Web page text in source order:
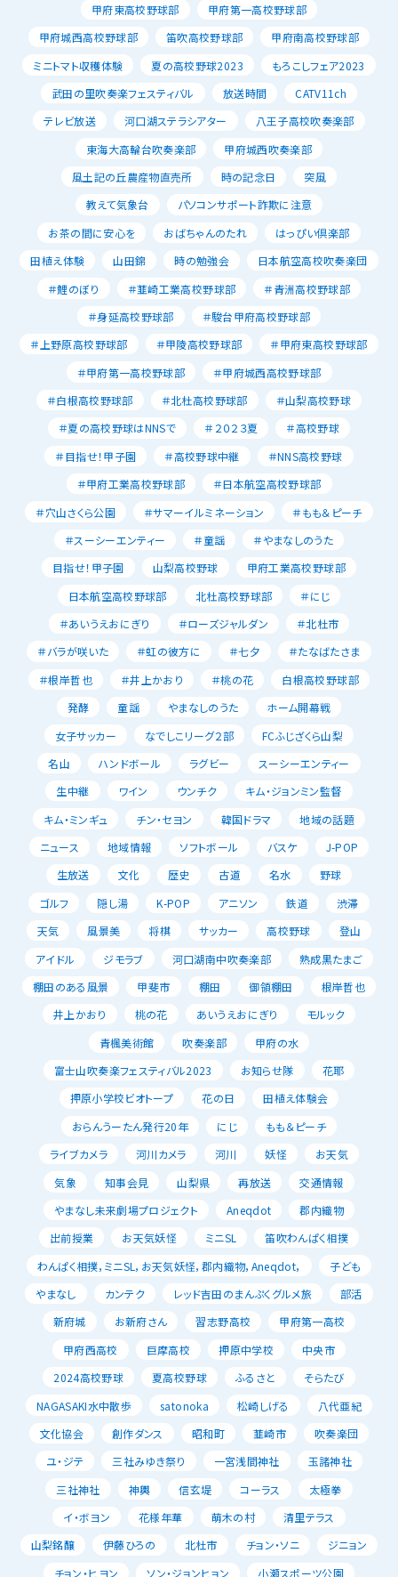
甲府東高校野球部
甲府第一高校野球部
甲府城西高校野球部
笛吹高校野球部
甲府南高校野球部
ミニトマト収穫体験
夏の高校野球2023
もろこしフェア2023
武田の里吹奏楽フェスティバル
放送時間
CATV11ch
テレビ放送
河口湖ステラシアター
八王子高校吹奏楽部
東海大高輪台吹奏楽部
甲府城西吹奏楽部
風土記の丘農産物直売所
時の記念日
突風
教えて気象台
パソコンサポート詐欺に注意
お茶の間に安心を
おばちゃんのたれ
はっぴい倶楽部
田植え体験
山田錦 時の勉強会
日本航空高校吹奏楽団
＃鯉のぼり
＃韮崎工業高校野球部
＃青洲高校野球部
＃身延高校野球部
＃駿台甲府高校野球部
＃上野原高校野球部
＃甲陵高校野球部
＃甲府東高校野球部
＃甲府第一高校野球部
＃甲府城西高校野球部
＃白根高校野球部
＃北杜高校野球部
＃山梨高校野球
＃夏の高校野球はNNSで
＃２０２３夏
＃高校野球
＃目指せ！甲子園
＃高校野球中継
＃NNS高校野球
＃甲府工業高校野球部
＃日本航空高校野球部
＃穴山さくら公園
＃サマーイルミネーション
＃もも＆ピーチ
＃スーシーエンティー
＃童謡
＃やまなしのうた
目指せ！甲子園
山梨高校野球
甲府工業高校野球部
日本航空高校野球部
北杜高校野球部
＃にじ
＃あいうえおにぎり
＃ローズジャルダン
＃北杜市
＃バラが咲いた
＃虹の彼方に ＃七夕
＃たなばたさま
＃根岸哲也
＃井上かおり ＃桃の花
白根高校野球部
発酵
童謡 やまなしのうた
ホーム開幕戦
女子サッカー
なでしこリーグ２部
FCふじざくら山梨
名山
ハンドボール ラグビー
スーシーエンティー
生中継
ワイン ウンチク
キム・ジョンミン監督
キム・ミンギュ
チン・セヨン 韓国ドラマ
地域の話題
ニュース
地域情報 ソフトボール バスケ
J-POP
生放送
文化 歴史 古道 名水
野球
ゴルフ
隠し湯 K-POP アニソン 鉄道
渋滞
天気
風景美 将棋 サッカー 高校野球
登山
アイドル
ジモラブ 河口湖南中吹奏楽部
熟成黒たまご
棚田のある風景
甲斐市 棚田 御領棚田
根岸哲也
井上かおり
桃の花 あいうえおにぎり
モルック
青楓美術館
吹奏楽部
甲府の水
富士山吹奏楽フェスティバル2023
お知らせ隊
花耶
押原小学校ビオトープ
花の日
田植え体験会
おらんうーたん発行20年
にじ
もも＆ピーチ
ライブカメラ
河川カメラ 河川 妖怪
お天気
気象
知事会見 山梨県 再放送
交通情報
やまなし未来劇場プロジェクト
Aneqdot
郡内織物
出前授業
お天気妖怪 ミニSL
笛吹わんぱく相撲
わんぱく相撲，ミニSL，お天気妖怪，郡内織物，Aneqdot，
子ども
やまなし
カンテク レッド吉田のまんぷくグルメ旅
部活
新府城
お新府さん 習志野高校
甲府第一高校
甲府西高校
巨摩高校 押原中学校
中央市
2024高校野球
夏高校野球 ふるさと
そらたび
NAGASAKI水中散歩
satonoka 松崎しげる
八代亜紀
文化協会
創作ダンス 昭和町 韮崎市
吹奏楽団
ユ・ジテ
三社みゆき祭り 一宮浅間神社
玉諸神社
三社神社
神輿 信玄堤 コーラス
太極拳
イ・ボヨン
花様年華 萌木の村
清里テラス
山梨銘醸
伊藤ひろの 北杜市 チョン・ソニ
ジニョン
チョン・ヒヨン
ソン・ジョンヒョン 小瀬スポーツ公園